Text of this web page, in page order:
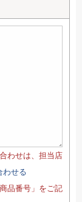
わせは、担当店
せる
品番号」をご記